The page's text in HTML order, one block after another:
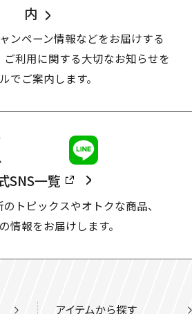
内
ンペーン情報などをお届けする
ご利用に関する大切なお知らせを
でご案内します。
SNS一覧
トピックスやオトクな商品、
情報をお届けします。
アイテムから探す